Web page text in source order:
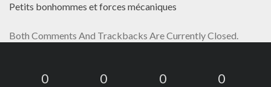
Petits bonhommes et forces mécaniques
Both Comments And Trackbacks Are Currently Closed.
0 0 0 0